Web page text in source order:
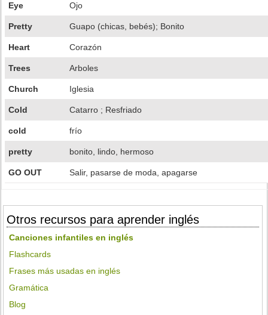
Eye Ojo
Pretty Guapo (chicas, bebés); Bonito
Heart Corazón
Trees Arboles
Church Iglesia
Cold Catarro ; Resfriado
cold frío
pretty bonito, lindo, hermoso
GO OUT Salir, pasarse de moda, apagarse
Otros recursos para aprender inglés
Canciones infantiles en inglés
Flashcards
Frases más usadas en inglés
Gramática
Blog